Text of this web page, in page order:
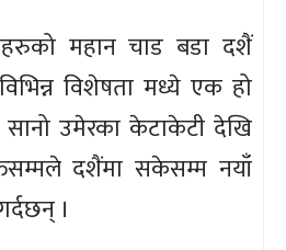
महान चाड बडा दशैं
विशेषता मध्ये एक हो
उमेरका केटाकेटी देखि
दशैंमा सकेसम्म नयाँ
।